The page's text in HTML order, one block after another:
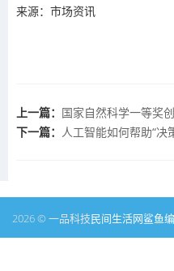
来源：市场资讯
上一篇： 国家自然科学一等奖
下一篇： 人工智能如何帮助“决
2026 © 一品科技民间生活网鲨鱼